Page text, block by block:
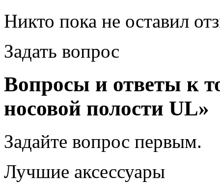
Никто пока не оставил
Задать вопрос
Вопросы и ответы к
носовой полости UL»
Задайте вопрос первым.
Лучшие аксессуары